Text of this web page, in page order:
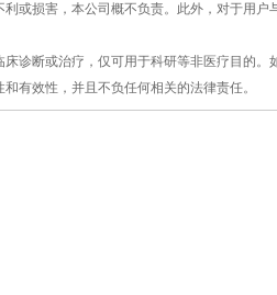
或损害，本公司概不负责。此外，对于用户
诊断或治疗，仅可用于科研等非医疗目的。
有效性，并且不负任何相关的法律责任。